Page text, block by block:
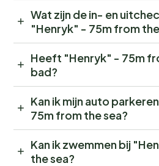
Wat zijn de in- en
"Henryk" - 75m from
Heeft "Henryk" - 75m
bad?
Kan ik mijn auto
75m from the sea?
Kan ik zwemmen bij
the sea?